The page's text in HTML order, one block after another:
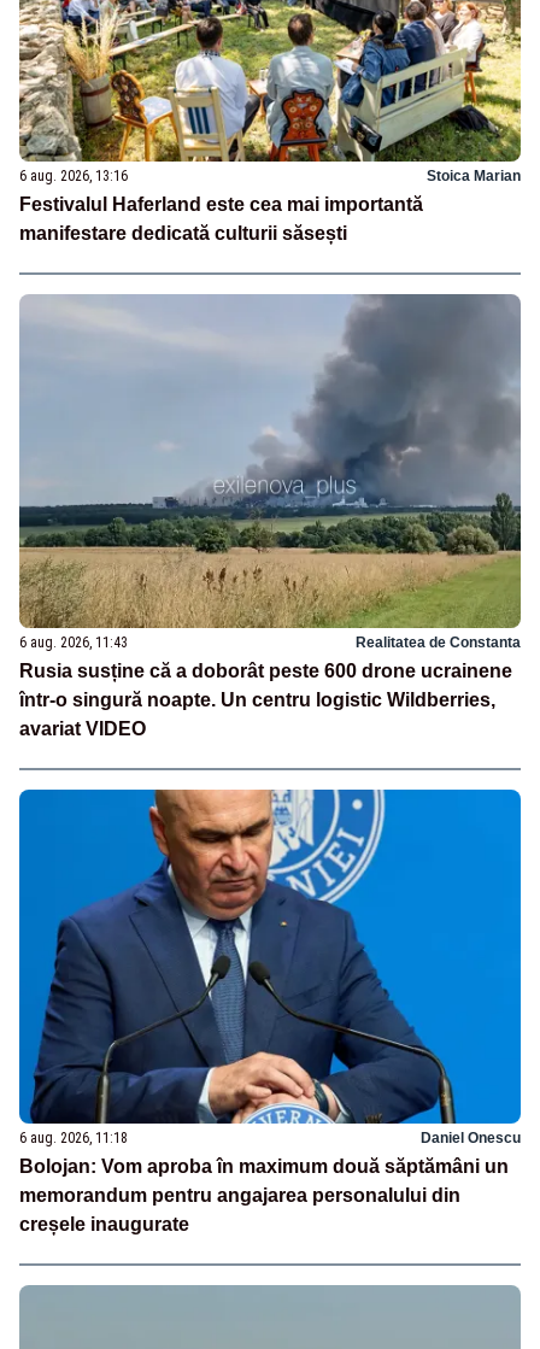
6 aug. 2026, 13:16 Stoica Marian
Festivalul Haferland este cea mai importantă
manifestare dedicată culturii săsești
6 aug. 2026, 11:43 Realitatea de Constanta
Rusia susține că a doborât peste 600 drone ucrainene
într-o singură noapte. Un centru logistic Wildberries,
avariat VIDEO
6 aug. 2026, 11:18 Daniel Onescu
Bolojan: Vom aproba în maximum două săptămâni un
memorandum pentru angajarea personalului din
creșele inaugurate